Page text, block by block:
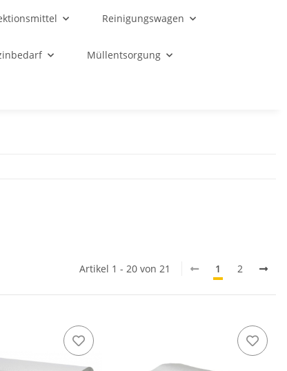
Reinigungswagen
Müllentsorgung
Artikel 1 - 20 von 21 1 2